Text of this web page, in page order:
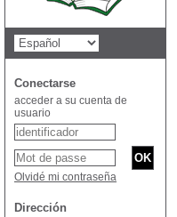
Conectarse
acceder a su cuenta de
usuario
Olvidé mi contraseña
Dirección